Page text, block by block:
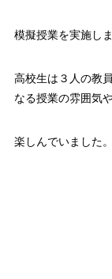
模擬授業を実施しま
高校生は３人の教
なる授業の雰囲気
楽しんでいました。